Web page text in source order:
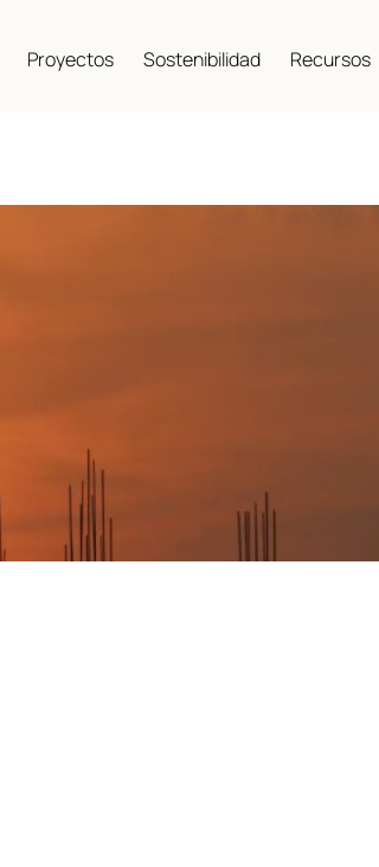
Proyectos Sostenibilidad Recursos